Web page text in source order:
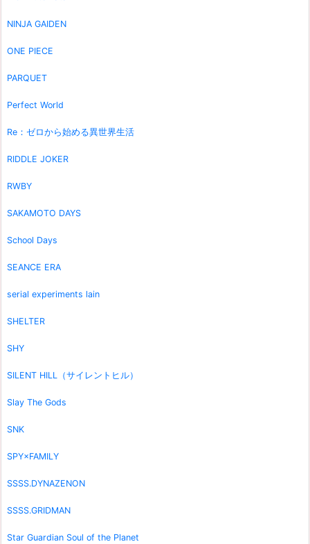
NINJA GAIDEN
ONE PIECE
PARQUET
Perfect World
Re：ゼロから始める異世界生活
RIDDLE JOKER
RWBY
SAKAMOTO DAYS
School Days
SEANCE ERA
serial experiments lain
SHELTER
SHY
SILENT HILL（サイレントヒル）
Slay The Gods
SNK
SPY×FAMILY
SSSS.DYNAZENON
SSSS.GRIDMAN
Star Guardian Soul of the Planet